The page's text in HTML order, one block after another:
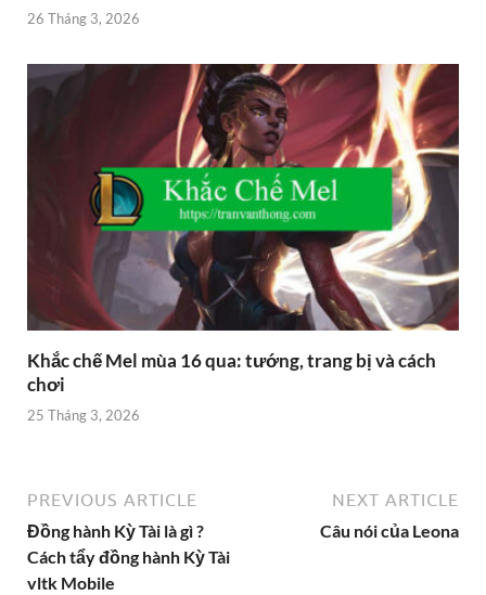
26 Tháng 3, 2026
Khắc chế Mel mùa 16 qua: tướng, trang bị và cách
chơi
25 Tháng 3, 2026
PREVIOUS ARTICLE
Đồng hành Kỳ Tài là gì ?
Cách tẩy đồng hành Kỳ Tài
vltk Mobile
NEXT ARTICLE
Câu nói của Leona